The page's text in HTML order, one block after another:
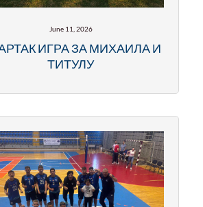
June 11, 2026
ИГРА ЗА МИХАИЛА И
ТИТУЛУ